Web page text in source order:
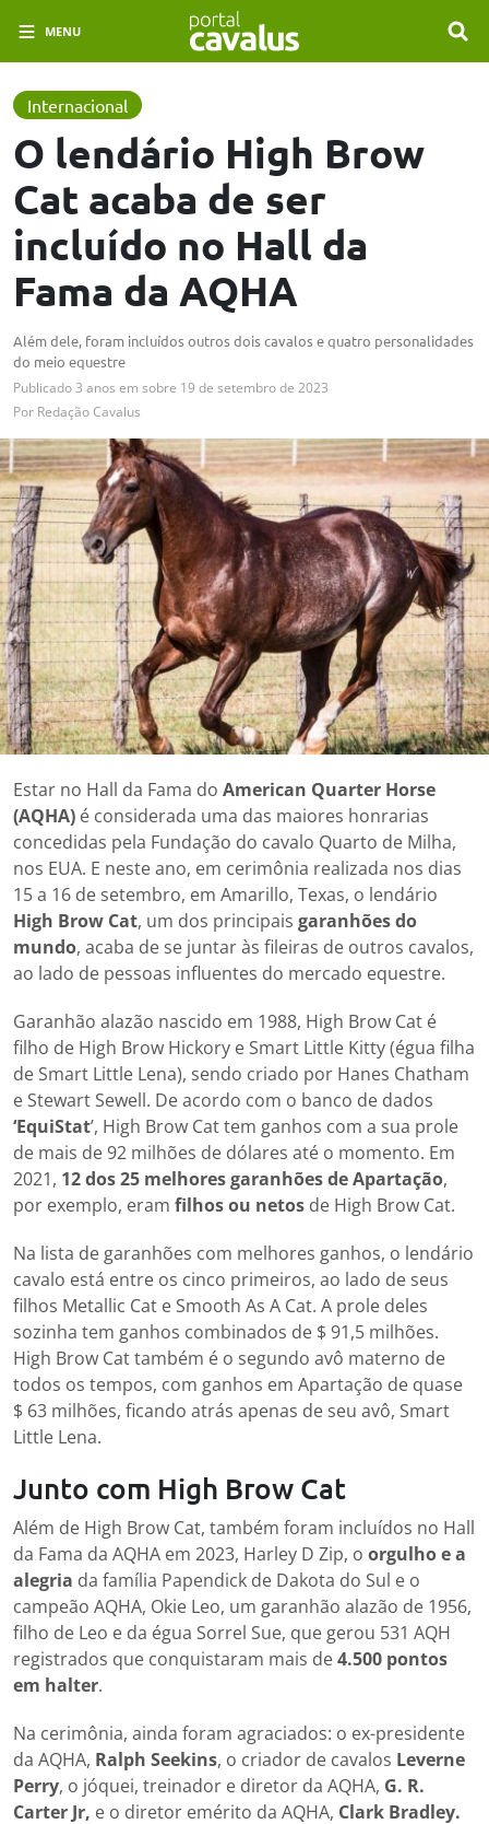
MENU
Internacional
O lendário High Brow
Cat acaba de ser
incluído no Hall da
Fama da AQHA
Além dele, foram incluídos outros dois cavalos e quatro personalidades
do meio equestre
Publicado3 anos em sobre 19 de setembro de 2023
Por Redação Cavalus
Estar no Hall da Fama do American Quarter Horse
(AQHA) é considerada uma das maiores honrarias
concedidas pela Fundação do cavalo Quarto de Milha,
nos EUA. E neste ano, em cerimônia realizada nos dias
15 a 16 de setembro, em Amarillo, Texas, o lendário
High Brow Cat, um dos principais garanhões do
mundo, acaba de se juntar às fileiras de outros cavalos,
ao lado de pessoas influentes do mercado equestre.
Garanhão alazão nascido em 1988, High Brow Cat é
filho de High Brow Hickory e Smart Little Kitty (égua filha
de Smart Little Lena), sendo criado por Hanes Chatham
e Stewart Sewell. De acordo com o banco de dados
‘EquiStat’, High Brow Cat tem ganhos com a sua prole
de mais de 92 milhões de dólares até o momento. Em
2021, 12 dos 25 melhores garanhões de Apartação,
por exemplo, eram filhos ou netos de High Brow Cat.
Na lista de garanhões com melhores ganhos, o lendário
cavalo está entre os cinco primeiros, ao lado de seus
filhos Metallic Cat e Smooth As A Cat. A prole deles
sozinha tem ganhos combinados de $ 91,5 milhões.
High Brow Cat também é o segundo avô materno de
todos os tempos, com ganhos em Apartação de quase
$ 63 milhões, ficando atrás apenas de seu avô, Smart
Little Lena.
Junto com High Brow Cat
Além de High Brow Cat, também foram incluídos no Hall
da Fama da AQHA em 2023, Harley D Zip, o orgulho e a
alegria da família Papendick de Dakota do Sul e o
campeão AQHA, Okie Leo, um garanhão alazão de 1956,
filho de Leo e da égua Sorrel Sue, que gerou 531 AQH
registrados que conquistaram mais de4.500 pontos
em halter.
Na cerimônia, ainda foram agraciados: o ex-presidente
da AQHA, Ralph Seekins, o criador de cavalos Leverne
Perry, o jóquei, treinador e diretor da AQHA, G. R.
Carter Jr, e o diretor emérito da AQHA, Clark Bradley.